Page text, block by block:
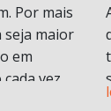
Por mais
seja maior
em
vez